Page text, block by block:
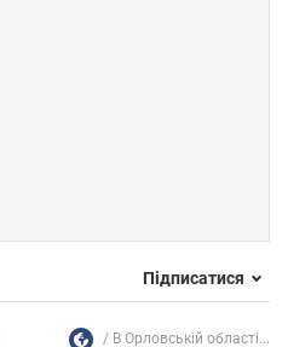
Підписатися
В Орловській області...